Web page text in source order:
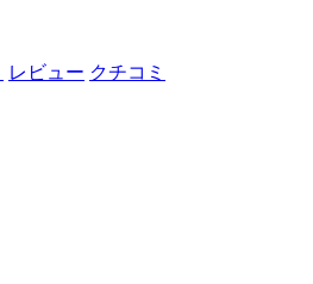
レビュー クチコミ